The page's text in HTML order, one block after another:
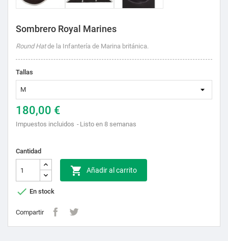
Sombrero Royal Marines
Round Hatde la Infantería de Marina británica.
Tallas
180,00 €
Impuestos incluidos Listo en 8 semanas
Cantidad
 Añadir al carrito
 En stock
Compartir